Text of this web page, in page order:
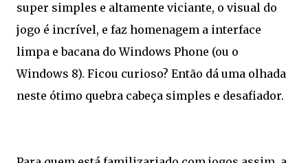
super simples e altamente viciante, o visual do
jogo é incrível, e faz homenagem a interface
limpa e bacana do Windows Phone (ou o
Windows 8). Ficou curioso? Então dá uma olhada
neste ótimo quebra cabeça simples e desafiador.